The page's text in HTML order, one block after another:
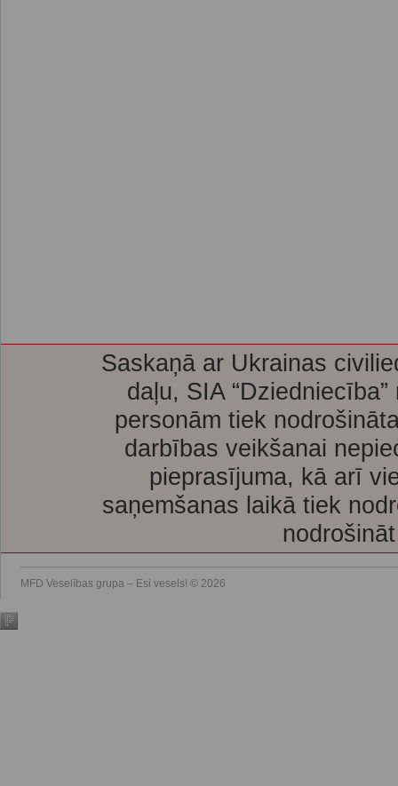
Saskaņā ar Ukrainas
daļu, SIA
personām tiek
darbības veikšanai
pieprasījuma, kā arī
saņemšanas laikā tiek
MFD Veselības grupa – Esi vesels! © 2026